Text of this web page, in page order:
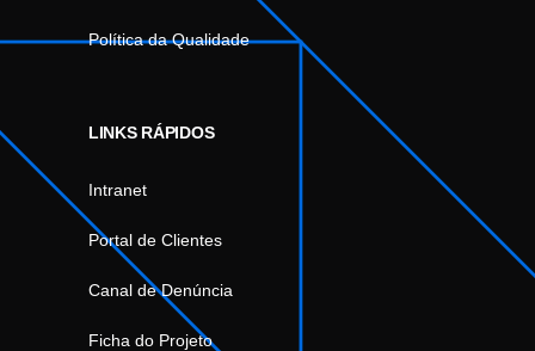
Política da Qualidade
LINKS RÁPIDOS
Intranet
Portal de Clientes
Canal de Denúncia
Ficha do Projeto